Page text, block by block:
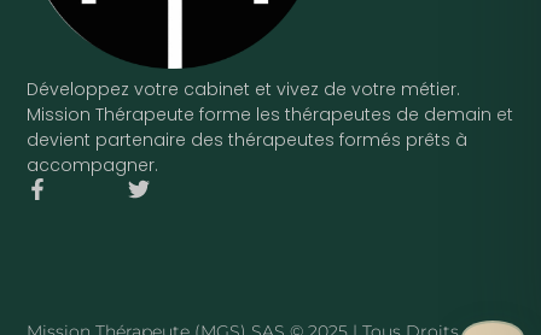
Développez votre cabinet et vivez de votre métier.
Mission Thérapeute forme les thérapeutes de demain et
devient partenaire des thérapeutes formés prêts à
accompagner.
F
T